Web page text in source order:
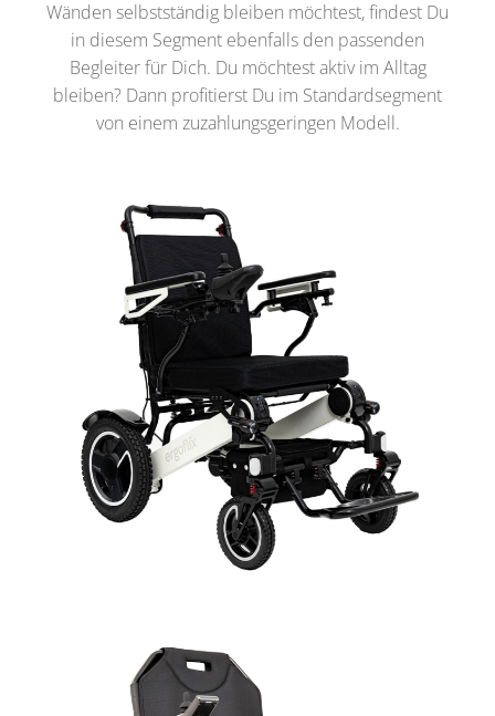
Wänden selbstständig bleiben möchtest, findest Du
in diesem Segment ebenfalls den passenden
Begleiter für Dich. Du möchtest aktiv im Alltag
bleiben? Dann profitierst Du im Standardsegment
von einem zuzahlungsgeringen Modell.